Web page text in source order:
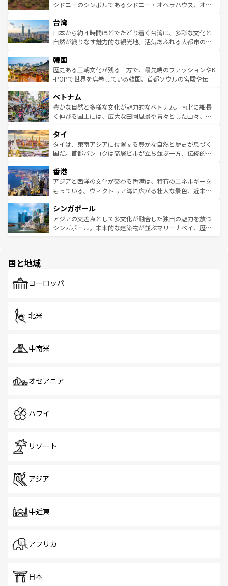
しみながら、その多様性と豊かな歴史を感じることができ
ならではの贅沢な旅のスタイルだ。 なお、新着のアメリカ
情報はコンテンツ一覧を参照してほしい。
おすすめ。エメラルドグリーンに輝く海をはじめ、豊かな
れるおもてなしの心で訪れる人々を迎えてくれるハワイの
人々、おいしいローカルフードやハワイアンミュージッ
ク、伝統的なフラダンスなど、すべてがハワイの魅力を彩
ワイを、存分に味わってほしい。 なお、新着のハワイ情報
はコンテンツ一覧を参照してほしい。
シドニーのシンボルであるシドニー・オペラハウス、オー
リアリーフや大陸中央部にそびえるウルル（エアーズロッ
ク）、タスマニアの美しい原生林やケアンズの熱帯雨林な
ど、見どころがたくさん。また、カフェやワイン、オージ
いる。アクティビティも充実しており、サーフィンやダイ
ビング、ハイキングなど、アウトドア好きにはたまらな
い。オーストラリアの多彩な魅力を存分に味わいつくそ
参照してほしい。
台湾
日本から約４時間ほどでたどり着く台湾は、多彩な文化と
自然が織りなす魅力的な観光地。活気あふれる大都市の台
ン）、静ひつな山岳地帯である台湾東部など、都市の喧騒
と山間の静けさが共存しており、訪れる人に新しい発見と
驚きをもたらしてくれる。また、奥深い台湾の食文化も魅
容にもいいと評判のスイーツなど、バラエティ豊かな料理
が味わえる。 なお、新着の台湾情報は コンテンツ一覧を参
照してほしい。
韓国
歴史ある王朝文化が残る一方で、最先端のファッションやK
-POPで世界を席巻している韓国。首都ソウルの宮殿や伝統
き、地方に足を延ばせば四季折々の自然美を楽しむことが
できる。そして、キムチや焼肉、絶品のストリートフード
まで、さまざまな韓国料理が待っている。夜には、韓国な
リティに包まれながら、韓国の多彩な魅力を心ゆくまで味
わってみてほしい。 なお、新着の韓国情報はコンテンツ一
覧を参照してほしい。
ベトナム
豊かな自然と多様な文化が魅力的なベトナム。南北に細長
く伸びる国土には、広大な田園風景や青々とした山々、世
急速な発展と共に伝統が息づく。ハノイの古い町並みやホ
ーチミン市のフランス統治時代の建物も、独特の雰囲気を
醸し出している。また、バラエティの豊かさとおいしさで
とつ。フォーやバインミー、ベトナムコーヒーなどは、ぜ
ひ現地で味わいたい。どの地域を訪れてもあたたかい人々
が旅行者を迎えてくれるので、きっと忘れられない旅にな
参照してほしい。
タイ
タイは、東南アジアに位置する豊かな自然と歴史が息づく
国だ。首都バンコクは高層ビルが立ち並ぶ一方、伝統的な
の活気が交差している。北部ではチェンマイなどの山岳地
帯で自然と触れ合い、南部ではプーケットやクラビの美し
いビーチでリゾート気分を楽しむことができる。タイ料理
激する。気候は一年中温暖で、どの季節にも異なる楽しみ
が待っている。親しみやすいタイの人々、仏教を中心とし
た文化、そして多様な観光資源が、訪れる旅人を魅了し続
香港
アジアと西洋の文化が交わる香港は、特有のエネルギーを
もっている。ヴィクトリア湾に広がる壮大な景色、近未来
み、どこを訪れても感動するはず。観光スポットが密集し
ており、効率よく見どころを回れるのも魅力。息をのむよ
うな絶景から文化的な体験まで、香港を存分に楽しみ尽く
シンガポール
アジアの交差点として多文化が融合した独自の魅力を放つ
シンガポール。未来的な建築物が並ぶマリーナベイ、歴史
で、ホーカーズは地元の風情を楽しめる外せないスポット
国と地域
ヨーロッパ
北米
中南米
オセアニア
ハワイ
リゾート
アジア
中近東
アフリカ
日本